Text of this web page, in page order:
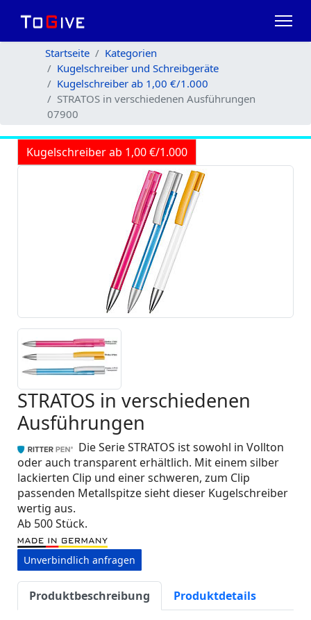
Startseite
Kategorien
Kugelschreiber und Schreibgeräte
Kugelschreiber ab 1,00 €/1.000
STRATOS in verschiedenen Ausführungen
07900
Kugelschreiber ab 1,00 €/1.000
STRATOS in verschiedenen
Ausführungen
Die Serie STRATOS ist sowohl in Vollton
oder auch transparent erhältlich. Mit einem silber
lackierten Clip und einer schweren, zum Clip
passenden Metallspitze sieht dieser Kugelschreiber
wertig aus.
Ab 500 Stück.
Unverbindlich anfragen
Produktbeschreibung Produktdetails